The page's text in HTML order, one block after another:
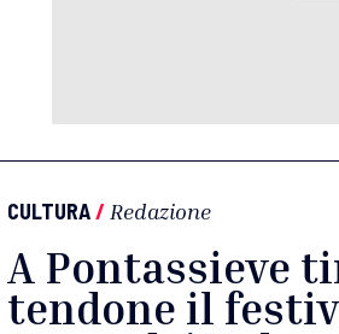
CULTURA/ Redazione
A Pontassieve
tendone il